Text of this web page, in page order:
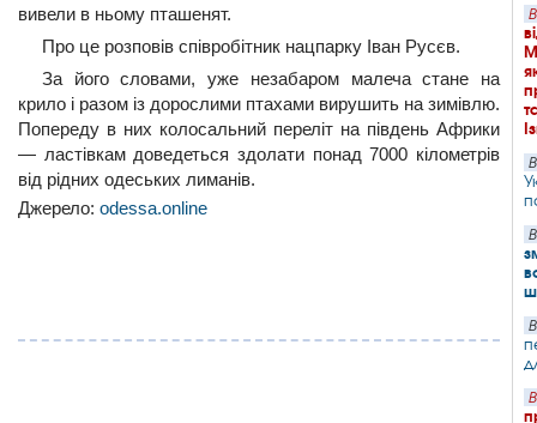
вивели в ньому пташенят.
Про це розповів співробітник нацпарку Іван Русєв.
За його словами, уже незабаром малеча стане на
крило і разом із дорослими птахами вирушить на зимівлю.
Попереду в них колосальний переліт на південь Африки
— ластівкам доведеться здолати понад 7000 кілометрів
від рідних одеських лиманів.
Джерело: odessa.online